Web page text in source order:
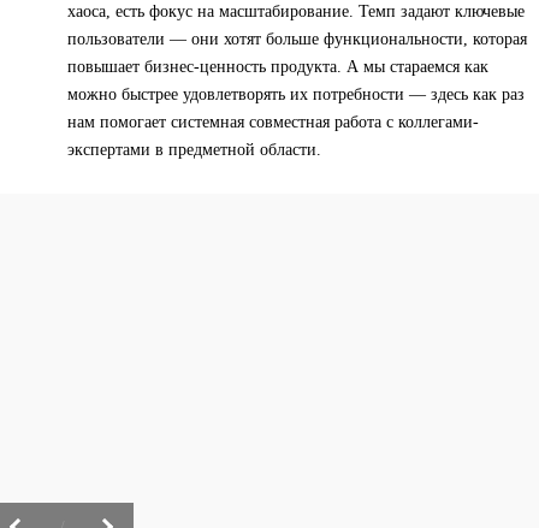
хаоса, есть фокус на масштабирование. Темп задают ключевые
пользователи — они хотят больше функциональности, которая
повышает бизнес-ценность продукта. А мы стараемся как
можно быстрее удовлетворять их потребности — здесь как раз
нам помогает системная совместная работа с коллегами-
экспертами в предметной области.